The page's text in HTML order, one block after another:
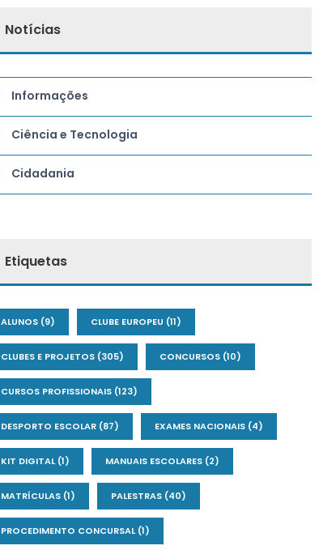
Notícias
Informações
Ciência e Tecnologia
Cidadania
Etiquetas
ALUNOS(9) CLUBE EUROPEU (11)
CLUBES E PROJETOS(305) CONCURSOS(10)
CURSOS PROFISSIONAIS(123)
DESPORTO ESCOLAR(87) EXAMES NACIONAIS(4)
KIT DIGITAL(1) MANUAIS ESCOLARES(2)
MATRÍCULAS(1) PALESTRAS(40)
PROCEDIMENTO CONCURSAL(1)